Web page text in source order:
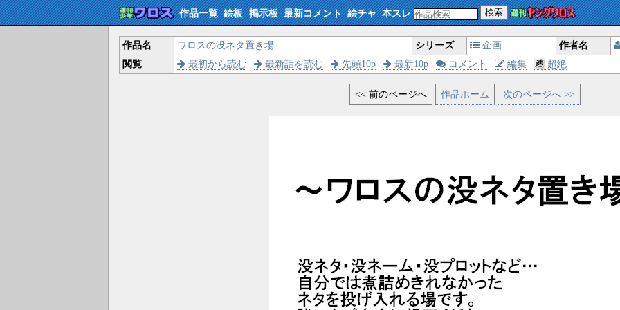
作品一覧 絵板 掲示板 最新コメント 絵チャ 本スレ 検索
作品名 ワロスの没ネタ置き場 シリーズ 企画
作者名
閲覧
最初から読む 最新話を読む 先頭10p 最新10p コメント 編集 超絶
<< 前のページへ 作品ホーム 次のページへ >>